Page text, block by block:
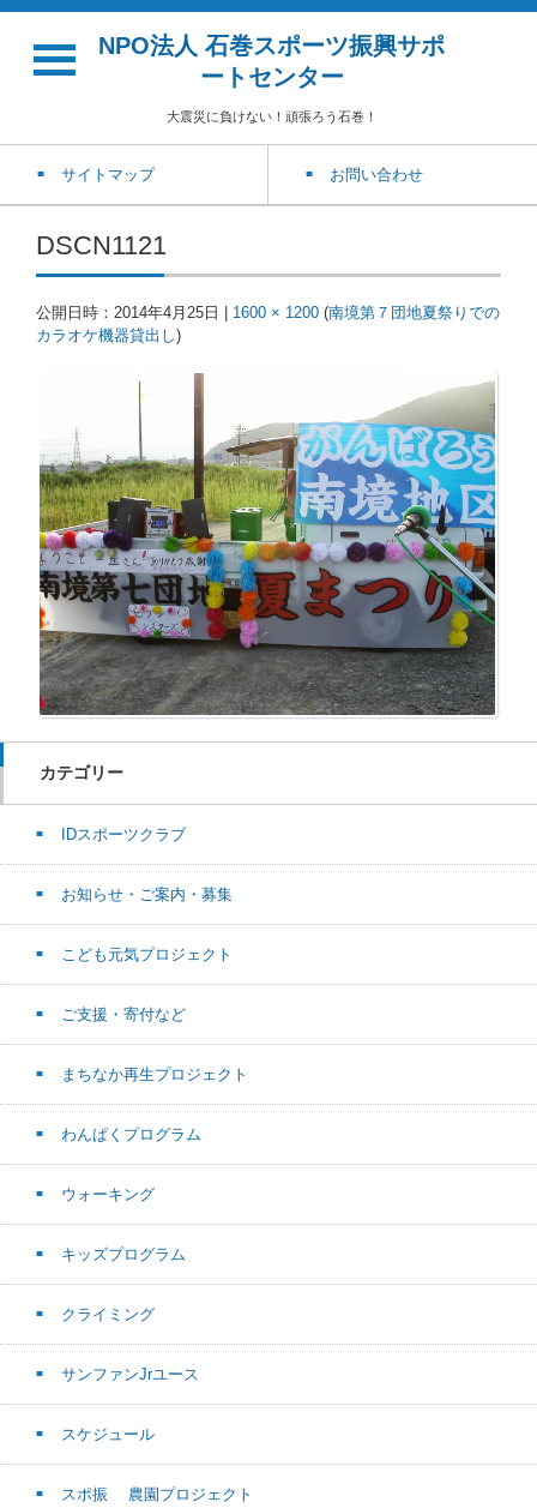
NPO法人 石巻スポーツ振興サポ
ートセンター
大震災に負けない！頑張ろう石巻！
サイトマップ お問い合わせ
DSCN1121
公開日時： 2014年4月25日 1600 × 1200 (南境第７団地夏祭りでの
カラオケ機器貸出し)
カテゴリー
IDスポーツクラブ
お知らせ・ご案内・募集
こども元気プロジェクト
ご支援・寄付など
まちなか再生プロジェクト
わんぱくプログラム
ウォーキング
キッズプログラム
クライミング
サンファンJrユース
スケジュール
スポ振 農園プロジェクト